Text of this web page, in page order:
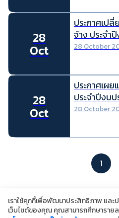
28
Oct
ประกาศเป
จ้าง ประจำ
28 October
28
Oct
ประกาศเผ
ประจำปีงบ
28 October
1
เราใช้คุกกี้เพื่อพัฒนาประสิทธิภาพ และ
เว็บไซต์ของคุณ คุณสามารถศึกษารายล